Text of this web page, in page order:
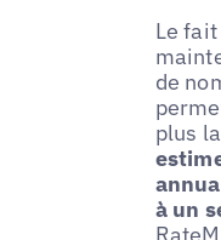
Le
de
plus
à un